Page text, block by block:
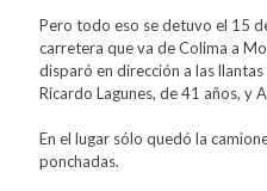
Pero todo eso se detuvo el 15
carretera que va de Colima a
disparó en dirección a las
Ricardo Lagunes, de 41 años, y
En el lugar sólo quedó la
ponchadas.